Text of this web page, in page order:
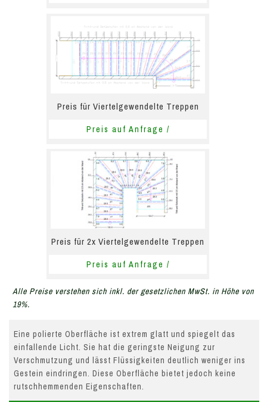
Preis für Viertelgewendelte Treppen
Preis auf Anfrage /
Preis für 2x Viertelgewendelte Treppen
Preis auf Anfrage /
Alle Preise verstehen sich inkl. der gesetzlichen MwSt. in Höhe von
19%.
Eine polierte Oberfläche ist extrem glatt und spiegelt das
einfallende Licht. Sie hat die geringste Neigung zur
Verschmutzung und lässt Flüssigkeiten deutlich weniger ins
Gestein eindringen. Diese Oberfläche bietet jedoch keine
rutschhemmenden Eigenschaften.